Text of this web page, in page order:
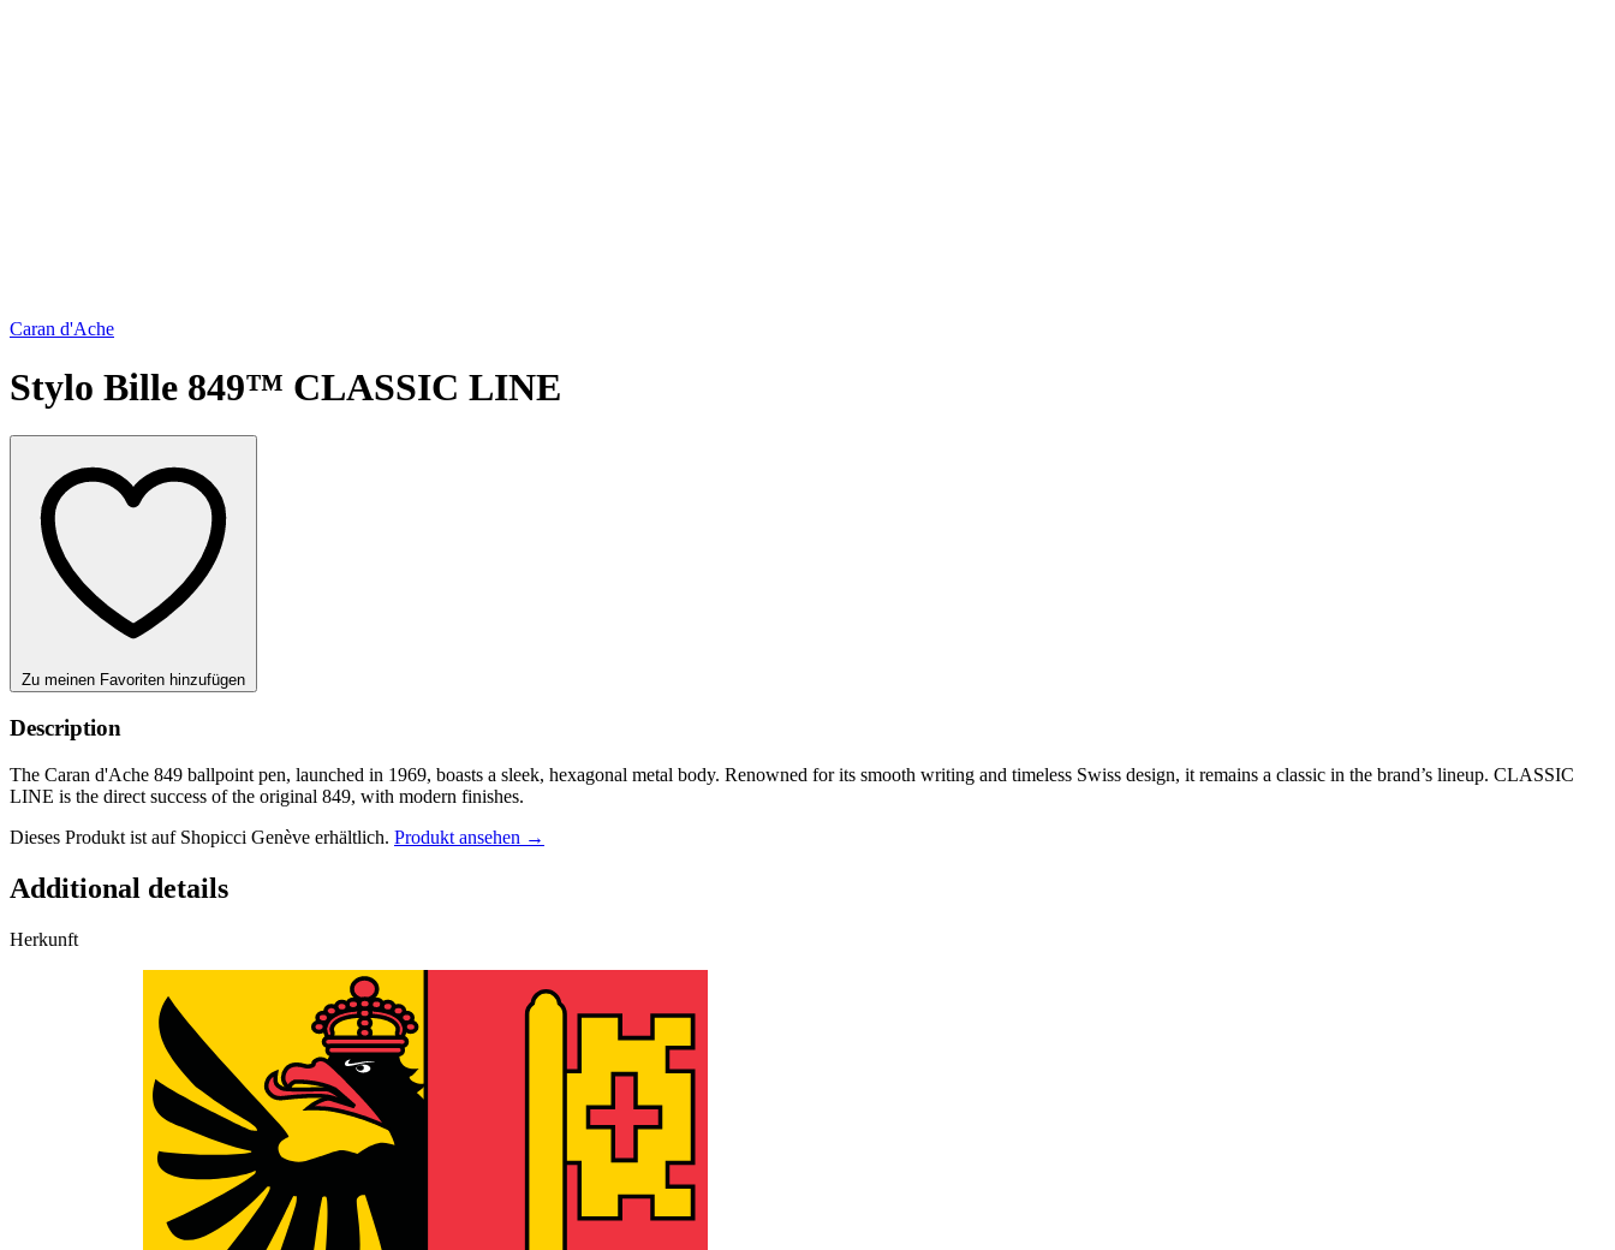
Caran d'Ache
Stylo Bille 849™ CLASSIC LINE
Zu meinen Favoriten hinzufügen
Description
The Caran d'Ache 849 ballpoint pen, launched in 1969, boasts a sleek, hexagonal metal body. Renowned for its smooth writing and timeless Swiss design, it remains a classic in the brand’s lineup. CLASSIC
LINE is the direct success of the original 849, with modern finishes.
Dieses Produkt ist auf Shopicci Genève erhältlich. Produkt ansehen →
Additional details
Herkunft